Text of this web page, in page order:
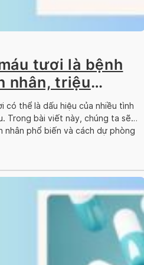
tươi là bệnh
nhân, triệu
có thể là dấu hiệu của nhiều tình
Trong bài viết này, chúng ta sẽ
nhân phổ biến và cách dự phòng
nhé! Đi vệ sinh ra máu tươi